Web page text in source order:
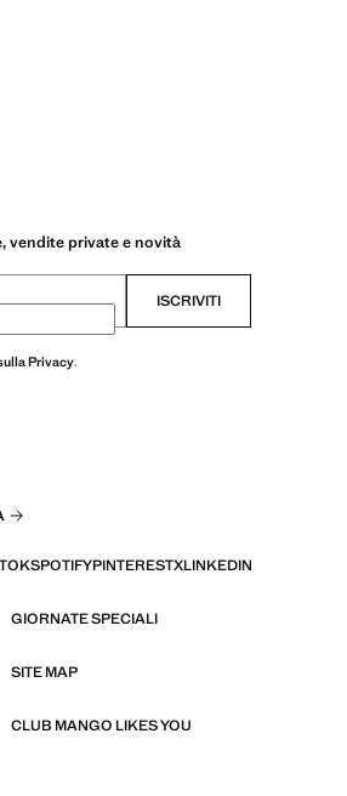
vendite private e novità
ISCRIVITI
Privacy.
SPOTIFYPINTERESTXLINKEDIN
GIORNATE SPECIALI
SITE MAP
CLUB MANGO LIKES YOU